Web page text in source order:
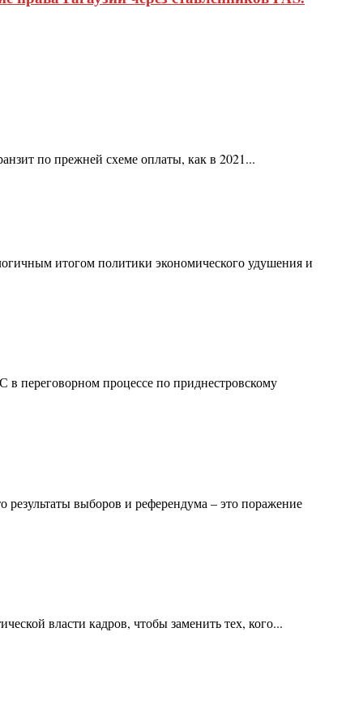
по прежней схеме оплаты, как в 2021...
итогом политики экономического удушения и
переговорном процессе по приднестровскому
выборов и референдума – это поражение
власти кадров, чтобы заменить тех, кого...